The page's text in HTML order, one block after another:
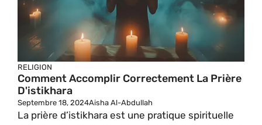
RELIGION
Comment Accomplir Correctement La Prière
D'istikhara
Septembre 18, 2024Aisha Al-Abdullah
La prière d’istikhara est une pratique spirituelle